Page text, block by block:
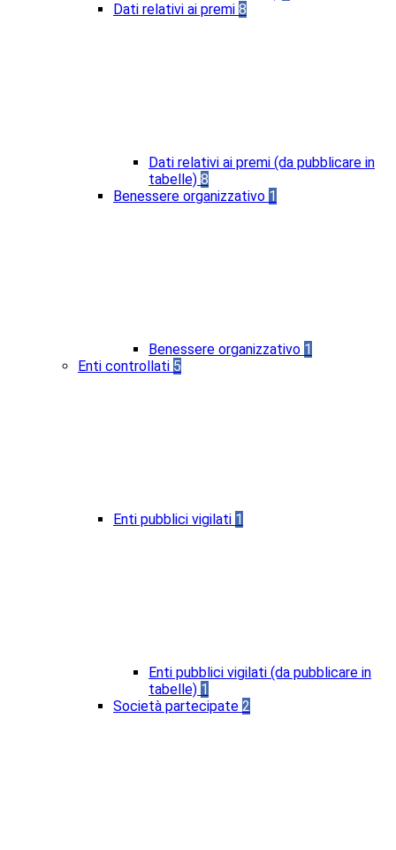
Dati relativi ai premi 8
Dati relativi ai premi (da pubblicare in
tabelle) 8
Benessere organizzativo 1
Benessere organizzativo 1
Enti controllati 5
Enti pubblici vigilati 1
Enti pubblici vigilati (da pubblicare in
tabelle) 1
Società partecipate 2